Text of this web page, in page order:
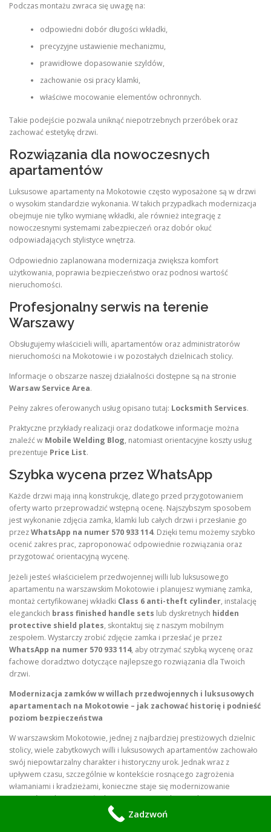
Podczas montażu zwraca się uwagę na:
odpowiedni dobór długości wkładki,
precyzyjne ustawienie mechanizmu,
prawidłowe dopasowanie szyldów,
zachowanie osi pracy klamki,
właściwe mocowanie elementów ochronnych.
Takie podejście pozwala uniknąć niepotrzebnych przeróbek oraz
zachować estetykę drzwi.
Rozwiązania dla nowoczesnych
apartamentów
Luksusowe apartamenty na Mokotowie często wyposażone są w drzwi
o wysokim standardzie wykonania. W takich przypadkach modernizacja
obejmuje nie tylko wymianę wkładki, ale również integrację z
nowoczesnymi systemami zabezpieczeń oraz dobór okuć
odpowiadających stylistyce wnętrza.
Odpowiednio zaplanowana modernizacja zwiększa komfort
użytkowania, poprawia bezpieczeństwo oraz podnosi wartość
nieruchomości.
Profesjonalny serwis na terenie
Warszawy
Obsługujemy właścicieli willi, apartamentów oraz administratorów
nieruchomości na Mokotowie i w pozostałych dzielnicach stolicy.
Informacje o obszarze naszej działalności dostępne są na stronie
Warsaw Service Area.
Pełny zakres oferowanych usług opisano tutaj: Locksmith Services.
Praktyczne przykłady realizacji oraz dodatkowe informacje można
znaleźć w Mobile Welding Blog, natomiast orientacyjne koszty usług
prezentuje Price List.
Szybka wycena przez WhatsApp
Każde drzwi mają inną konstrukcję, dlatego przed przygotowaniem
oferty warto przeprowadzić wstępną ocenę. Najszybszym sposobem
jest wykonanie zdjęcia zamka, klamki lub całych drzwi i przesłanie go
przezWhatsApp na numer 570 933 114. Dzięki temu możemy szybko
ocenić zakres prac, zaproponować odpowiednie rozwiązania oraz
przygotować orientacyjną wycenę.
Jeżeli jesteś właścicielem przedwojennej willi lub luksusowego
apartamentu na warszawskim Mokotowie i planujesz wymianę zamka,
montaż certyfikowanej wkładki Class 6 anti-theft cylinder, instalację
eleganckich brass finished handle sets lub dyskretnych hidden
protective shield plates, skontaktuj się z naszym mobilnym
zespołem. Wystarczy zrobić zdjęcie zamka i przesłać je przez
WhatsApp na numer 570 933 114, aby otrzymać szybką wycenę oraz
fachowe doradztwo dotyczące najlepszego rozwiązania dla Twoich
drzwi.
Modernizacja zamków w willach przedwojennych i luksusowych
apartamentach na Mokotowie – jak zachować historię i podnieść
poziom bezpieczeństwa
W warszawskim Mokotowie, jednej z najbardziej prestiżowych dzielnic
stolicy, wiele zabytkowych willi i luksusowych apartamentów zachowało
swój niepowtarzalny charakter i historyczny urok. Jednak wraz z
upływem czasu, szczególnie w kontekście rosnącego zagrożenia
włamaniami i kradzieżami, konieczne staje się modernizowanie
systemów zabezpieczeń. Kluczem jest tutaj odpowiednia wymiana
zamków, które nie tylko spełniają najwyższe standardy bezpieczeństwa,
ale także nie naruszają estetyki i integralności cennych, zabytkowych
Zadzwoń